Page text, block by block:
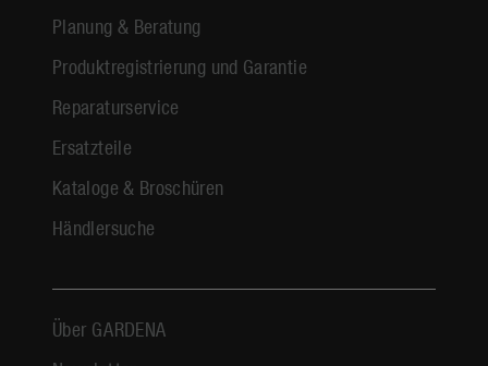
Planung & Beratung
Produktregistrierung und Garantie
Reparaturservice
Ersatzteile
Kataloge & Broschüren
Händlersuche
Über GARDENA